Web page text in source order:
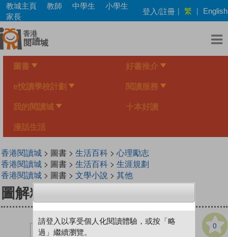
Skip
main
content
教城主頁 教師 中學生
小學生
家長
登入/註冊 | 繁 | English
圖書 好書推介
e悅讀學校計劃 閱讀服務
我的閱讀城 十本好讀
漫話生活
香港閱讀城> 圖書 > 生活百科> 心理勵志
香港閱讀城> 圖書 > 生活百科> 生涯規劃
香港閱讀城> 圖書 > 文學小說 > 其他
圖解精神健康
0
請登入以享受個人化閱讀體驗，或按「略
過」繼續瀏覽。